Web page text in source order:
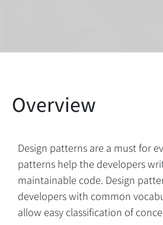
Design patterns are a must for
patterns help the developers
maintainable code. Design
developers with common
allow easy classification of